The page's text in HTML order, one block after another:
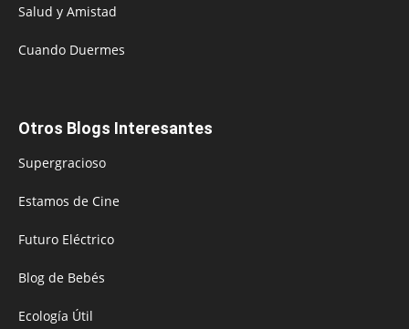
Salud y Amistad
Cuando Duermes
Otros Blogs Interesantes
Supergracioso
Estamos de Cine
Futuro Eléctrico
Blog de Bebés
Ecología Útil